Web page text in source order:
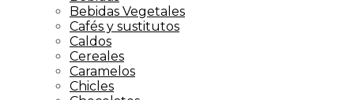
Bebidas Vegetales
Cafés y sustitutos
Caldos
Cereales
Caramelos
Chicles